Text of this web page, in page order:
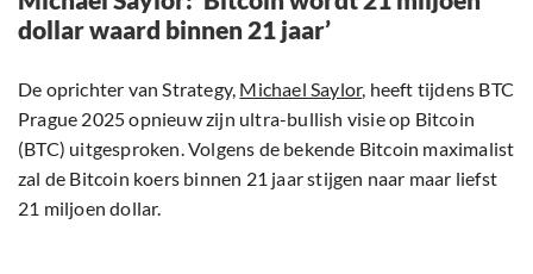
dollar waard binnen 21 jaar’
De oprichter van Strategy, Michael Saylor, heeft tijdens BTC
Prague 2025 opnieuw zijn ultra-bullish visie op Bitcoin
(BTC) uitgesproken. Volgens de bekende Bitcoin maximalist
zal de Bitcoin koers binnen 21 jaar stijgen naar maar liefst
21 miljoen dollar.